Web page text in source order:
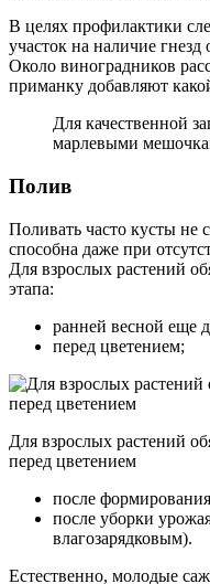
В целях профилактики
участок на наличие гнезд
Около виноградников
приманку добавляют
Для качественной
марлевыми
Полив
Поливать часто кусты не
способна даже при
Для взрослых растений
этапа:
ранней весной еще
перед цветением;
Для взрослых растений
перед цветением
после формирования
после уборки
влагозарядковым).
Естественно, молодые